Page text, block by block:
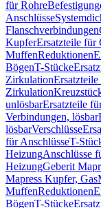
für Rohre
Anschlüsse
Flanschverbindungen
KupferErsatzteile für
MuffenReduktionen
BögenT-Stücke
Zirkulation
Zirkulation
unlösbarErsatzteile
Verbindungen, lösbar
lösbarVerschlüsse
für AnschlüsseT-
HeizungAnschlüsse
HeizungGeberit
Mapress Kupfer, Gas
MuffenReduktionen
BögenT-Stücke